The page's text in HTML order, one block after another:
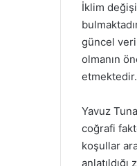
İklim
güncel
olmanın
etmektedir.
Yavuz
coğrafi
koşullar